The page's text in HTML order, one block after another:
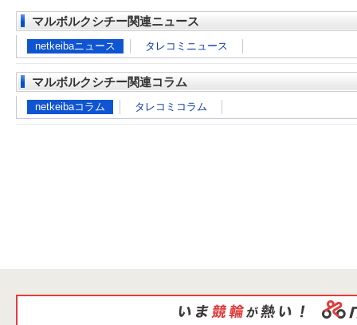
マルボルクシチー関連ニュース
netkeibaニュース タレコミニュース
マルボルクシチー関連コラム
netkeibaコラム タレコミコラム